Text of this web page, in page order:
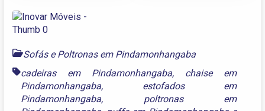
Sofás e Poltronas em Pindamonhangaba
cadeiras em Pindamonhangaba, chaise em
Pindamonhangaba, estofados em
Pindamonhangaba, poltronas em